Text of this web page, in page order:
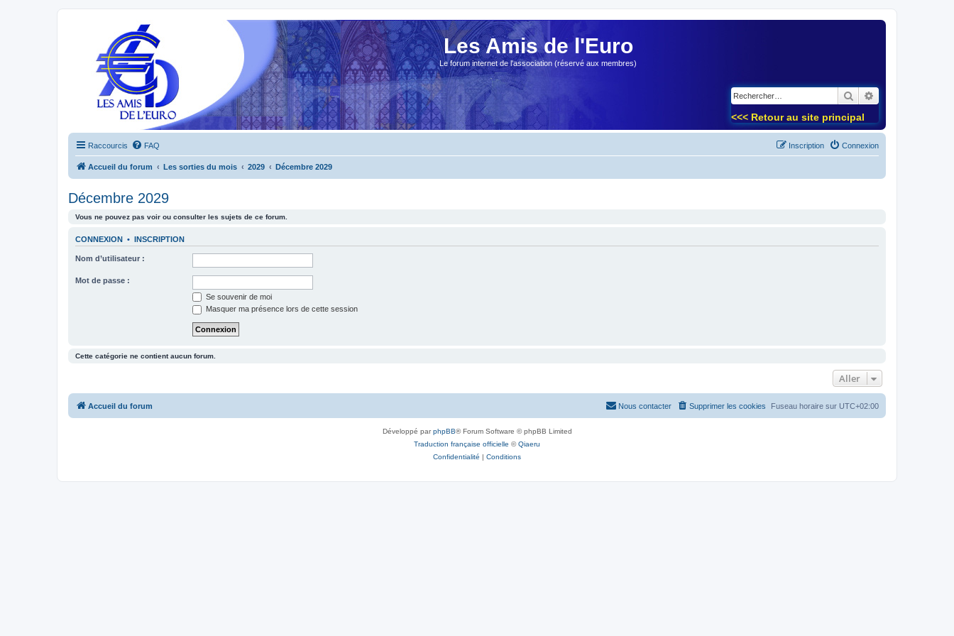
Les Amis de l'Euro
Le forum internet de l'association (réservé aux membres)
Rechercher
<<< Retour au site principal
Raccourcis FAQ Connexion
Inscription
Accueil du forum Les sorties du mois 2029 Décembre 2029
Décembre 2029
Vous ne pouvez pas voir ou consulter les sujets de ce forum.
CONNEXION • INSCRIPTION
Nom d’utilisateur :
Mot de passe :
Se souvenir de moi
Masquer ma présence lors de cette session
Cette catégorie ne contient aucun forum.
Aller
Accueil du forum Fuseau horaire sur UTC+02:00
Supprimer les cookies
Nous contacter
Développé parphpBB® Forum Software © phpBB Limited
Traduction française officielle ©Qiaeru
Confidentialité | Conditions